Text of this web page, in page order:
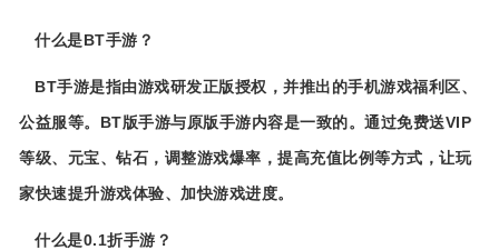
什么是BT手游？
BT手游是指由游戏研发正版授权，并推出的手机游戏福利区、
公益服等。BT版手游与原版手游内容是一致的。通过免费送VIP
等级、元宝、钻石，调整游戏爆率，提高充值比例等方式，让玩
家快速提升游戏体验、加快游戏进度。
什么是0.1折手游？